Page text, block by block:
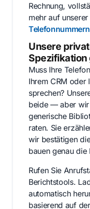
Rechnung,
mehr auf unserer
Telefonnummern
Unsere
Spezifikation
Muss Ihre
Ihrem CRM oder
sprechen?
beide — aber wir
generische
raten. Sie
wir bestätigen
bauen genau die
Rufen Sie
Berichtstools.
automatisch
basierend auf